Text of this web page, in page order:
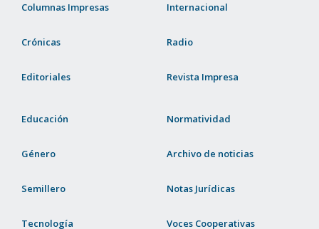
Columnas Impresas
Crónicas
Editoriales
Internacional
Radio
Revista Impresa
Educación
Género
Semillero
Tecnología
Normatividad
Archivo de noticias
Notas Jurídicas
Voces Cooperativas